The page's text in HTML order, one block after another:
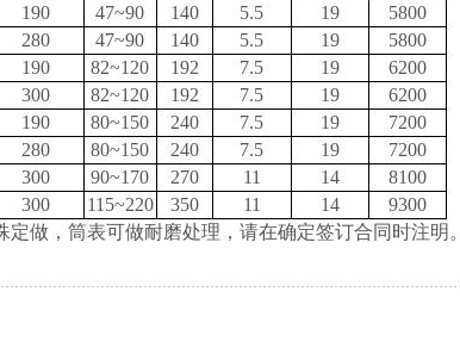
190 47~90 140 5.5 19
5800
280 47~90 140 5.5 19
5800
190 82~120 192 7.5 19
6200
300 82~120 192 7.5 19
6200
190 80~150 240 7.5 19
7200
280 80~150 240 7.5 19
7200
300 90~170 270 11 14
8100
300 115~220 350 11 14
9300
定做，筒表可做耐磨处理，请在确定签订合同时注明。